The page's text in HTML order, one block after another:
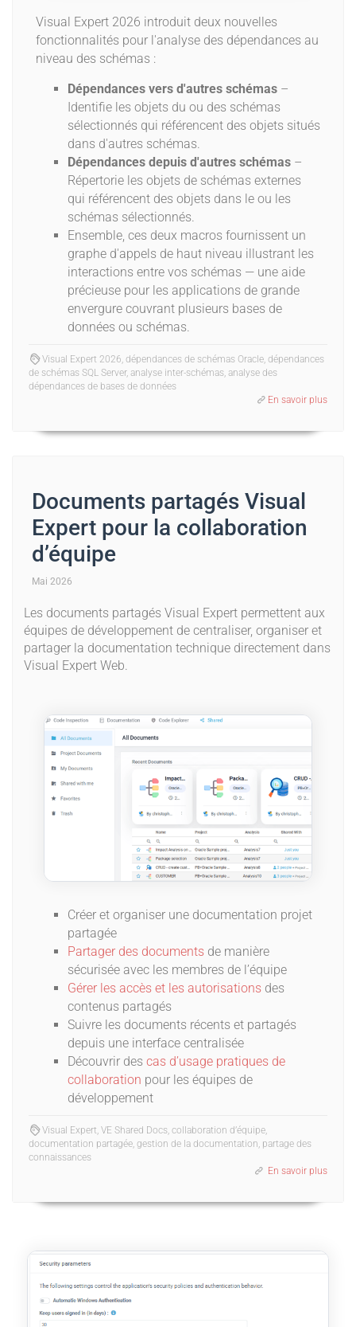
Visual Expert 2026 introduit deux nouvelles
fonctionnalités pour l'analyse des dépendances au
niveau des schémas :
Dépendances vers d'autres schémas –
Identifie les objets du ou des schémas
sélectionnés qui référencent des objets situés
dans d'autres schémas.
Dépendances depuis d'autres schémas –
Répertorie les objets de schémas externes
qui référencent des objets dans le ou les
schémas sélectionnés.
Ensemble, ces deux macros fournissent un
graphe d'appels de haut niveau illustrant les
interactions entre vos schémas — une aide
précieuse pour les applications de grande
envergure couvrant plusieurs bases de
données ou schémas.
Visual Expert 2026, dépendances de schémas Oracle, dépendances
de schémas SQL Server, analyse inter-schémas, analyse des
dépendances de bases de données
En savoir plus
Documents partagés Visual
Expert pour la collaboration
d’équipe
Mai 2026
Les documents partagés Visual Expert permettent aux
équipes de développement de centraliser, organiser et
partager la documentation technique directement dans
Visual Expert Web.
Créer et organiser une documentation projet
partagée
Partager des documents de manière
sécurisée avec les membres de l’équipe
Gérer les accès et les autorisations des
contenus partagés
Suivre les documents récents et partagés
depuis une interface centralisée
Découvrir des cas d’usage pratiques de
collaboration pour les équipes de
développement
Visual Expert, VE Shared Docs, collaboration d’équipe,
documentation partagée, gestion de la documentation, partage des
connaissances
En savoir plus